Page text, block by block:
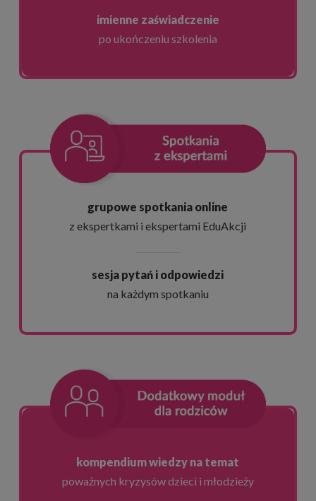
imienne zaświadczenie
po ukończeniu szkolenia
grupowe spotkania online
z ekspertkami i ekspertami EduAkcji
sesja pytań i odpowiedzi
na każdym spotkaniu
kompendium wiedzy na temat
poważnych kryzysów dzieci i młodzieży